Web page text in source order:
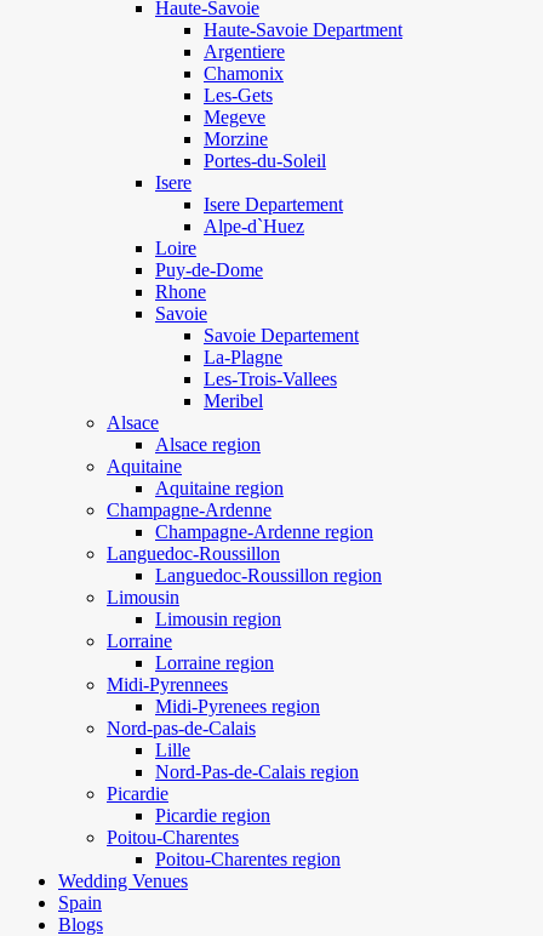
Haute-Savoie
Haute-Savoie Department
Argentiere
Chamonix
Les-Gets
Megeve
Morzine
Portes-du-Soleil
Isere
Isere Departement
Alpe-d`Huez
Loire
Puy-de-Dome
Rhone
Savoie
Savoie Departement
La-Plagne
Les-Trois-Vallees
Meribel
Alsace
Alsace region
Aquitaine
Aquitaine region
Champagne-Ardenne
Champagne-Ardenne region
Languedoc-Roussillon
Languedoc-Roussillon region
Limousin
Limousin region
Lorraine
Lorraine region
Midi-Pyrennees
Midi-Pyrenees region
Nord-pas-de-Calais
Lille
Nord-Pas-de-Calais region
Picardie
Picardie region
Poitou-Charentes
Poitou-Charentes region
Wedding Venues
Spain
Blogs